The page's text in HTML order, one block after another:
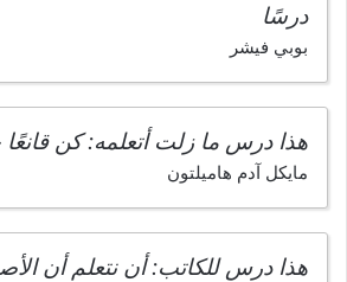
درسًا
بوبي فيشر
هذا درس ما زلت أتعلمه: كن
مايكل آدم هاميلتون
هذا درس للكاتب: أن نتعلم أن